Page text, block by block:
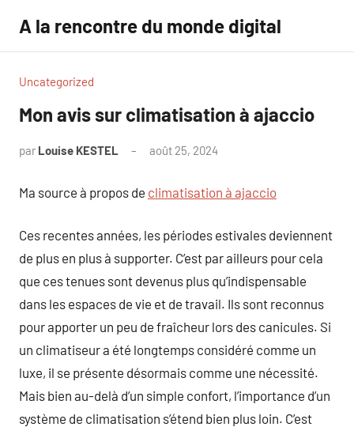
contenu
A la rencontre du monde digital
Uncategorized
Mon avis sur climatisation à ajaccio
par Louise KESTEL août 25, 2024
Ma source à propos de climatisation à ajaccio
Ces recentes années, les périodes estivales deviennent
de plus en plus à supporter. C’est par ailleurs pour cela
que ces tenues sont devenus plus qu’indispensable
dans les espaces de vie et de travail. Ils sont reconnus
pour apporter un peu de fraîcheur lors des canicules. Si
un climatiseur a été longtemps considéré comme un
luxe, il se présente désormais comme une nécessité.
Mais bien au-delà d’un simple confort, l’importance d’un
système de climatisation s’étend bien plus loin. C’est